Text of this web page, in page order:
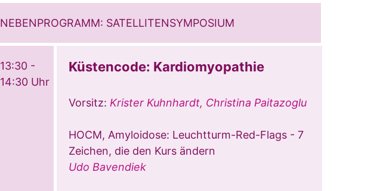
NEBENPROGRAMM: SATELLITENSYMPOSIUM
13:30 -
14:30 Uhr
Küstencode: Kardiomyopathie
Vorsitz: Krister Kuhnhardt, Christina Paitazoglu
HOCM, Amyloidose: Leuchtturm-Red-Flags - 7
Zeichen, die den Kurs ändern
Udo Bavendiek